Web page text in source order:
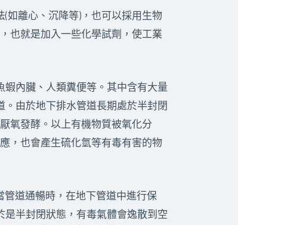
離心、沉降等)，也可以採用生物
也就是加入一些化學試劑，使工業
內臟、人類糞便等。其中含有大量
。由於地下排水管道長期處於半封閉
氧發酵。以上有機物質被氧化分
，也會產生硫化氫等有毒有害的物
道通暢時，在地下管道中進行保
半封閉狀態，有毒氣體會逸散到空